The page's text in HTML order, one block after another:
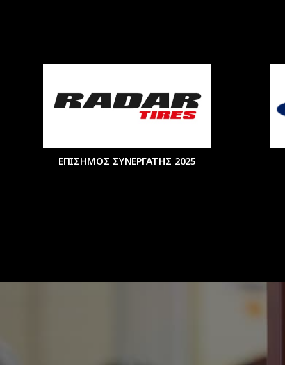
ΕΠΙΣΗΜΟΣ ΣΥΝΕΡΓΑΤΗΣ 2025